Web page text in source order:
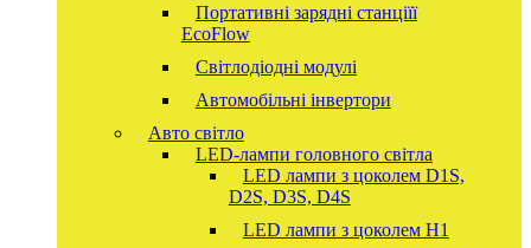
Портативні зарядні станціїї
EcoFlow
Світлодіодні модулі
Автомобільні інвертори
Авто світло
LED-лампи головного світла
LED лампи з цоколем D1S,
D2S, D3S, D4S
LED лампи з цоколем H1